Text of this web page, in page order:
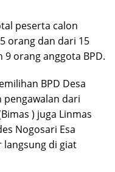
peserta calon
orang dan dari 15
orang anggota BPD.
BPD Desa
dari
) juga Linmas
Nogosari Esa
langsung di giat